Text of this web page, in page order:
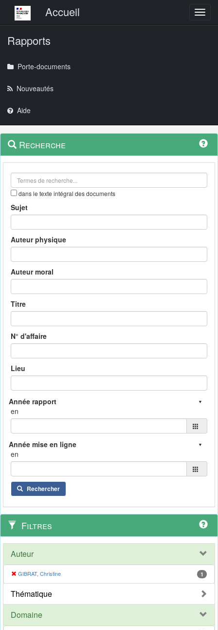
Menu principalAccueil
Rapports
Porte-documents
Nouveautés
Aide
Navigation
outils
Menu
contextuel
Recherche
dans le texte intégral des documents
Sujet
Auteur physique
Auteur moral
Titre
N° d'affaire
Lieu
en
en
Rechercher
Filtres
Auteur
GIBRAT, Christine 1
Thématique
Domaine